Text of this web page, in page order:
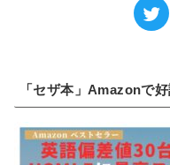
「セザ本」Amazonで好